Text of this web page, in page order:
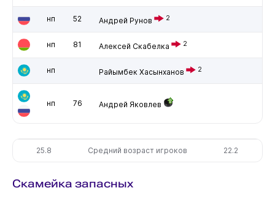
нп 52 Андрей Рунов 2
нп 81 Алексей Скабелка 2
нп Райымбек Хасынханов 2
нп 76 Андрей Яковлев
25.8 Средний возраст игроков 22.2
Скамейка запасных